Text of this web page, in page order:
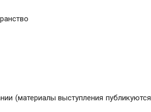
(материалы выступления публикуются